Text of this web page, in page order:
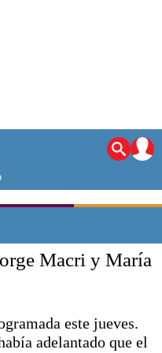
Alta
Olímpico
Sur
Macri y María
este jueves.
adelantado que el